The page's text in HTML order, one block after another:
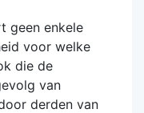
geen enkele
voor welke
die de
van
derden van